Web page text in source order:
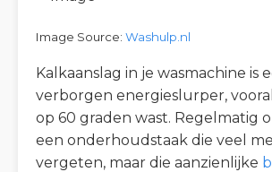
Image Source: Washulp.nl
Kalkaanslag in je wasmachine is
verborgen energieslurper,
op 60 graden wast. Regelmatig
een onderhoudstaak die veel
vergeten, maar die aanzienlijke